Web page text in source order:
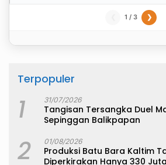
1 / 3 ❯
Terpopuler
1 31/07/2026
Tangisan Tersangka Duel
Sepinggan Balikpapan
2 01/08/2026
Produksi Batu Bara Kaltim
Diperkirakan Hanya 330